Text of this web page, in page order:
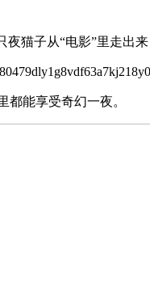
猫子从“电影”里走出来
能享受奇幻一夜。